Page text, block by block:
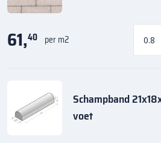
61,40 per m2
Schampband
voet